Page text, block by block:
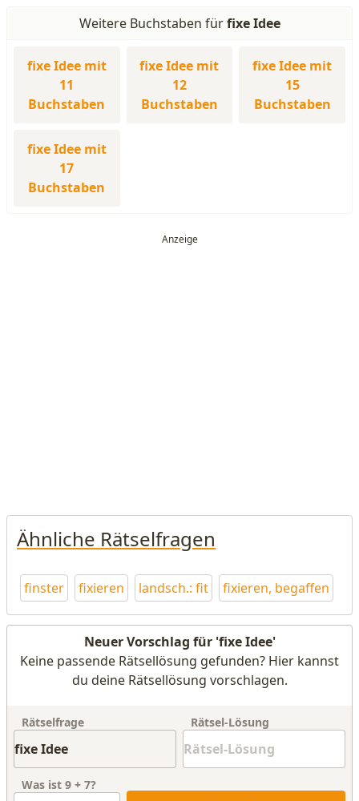
Weitere Buchstaben fürfixe Idee
fixe Idee mit
11
Buchstaben
fixe Idee mit
12
Buchstaben
fixe Idee mit
15
Buchstaben
fixe Idee mit
17
Buchstaben
Ähnliche Rätselfragen
finster fixieren landsch.: fit fixieren, begaffen
Neuer Vorschlag für 'fixe Idee'
Keine passende Rätsellösung gefunden? Hier kannst
du deine Rätsellösung vorschlagen.
Rätselfrage Rätsel-Lösung
Was ist 9 + 7?